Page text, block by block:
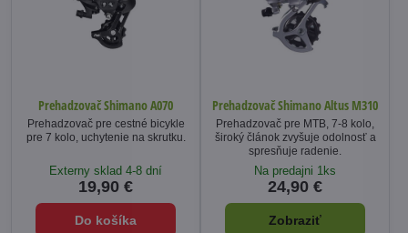
Prehadzovač Shimano A070
Prehadzovač pre cestné bicykle
pre 7 kolo, uchytenie na skrutku.
Externy sklad 4-8 dní
19,90 €
Do košíka
Prehadzovač Shimano Altus M310
Prehadzovač pre MTB, 7-8 kolo,
široký článok zvyšuje odolnosť a
spresňuje radenie.
Na predajni 1ks
24,90 €
Zobraziť